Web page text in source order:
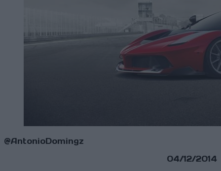
@AntonioDomingz
04/12/2014